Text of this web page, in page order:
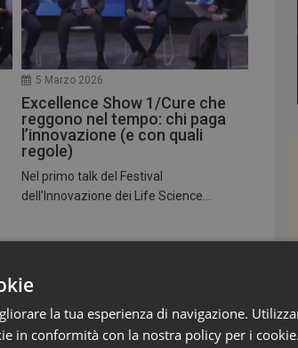
5 Marzo 2026
Excellence Show 1/Cure che
reggono nel tempo: chi paga
l’innovazione (e con quali
regole)
Nel primo talk del Festival
dell’Innovazione dei Life Science...
la tua esperienza di navigazione.
in conformità con la nostra policy per i cookie.